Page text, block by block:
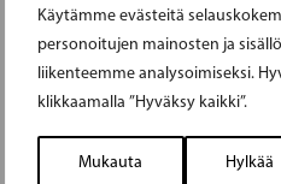
Käytämme evästeitä
personoitujen mainosten ja
liikenteemme analysoimiseksi.
klikkaamalla ”Hyväksy kaikki”.
Mukauta Hylkää
10.06.2017
HENRIKSSON
TULKAA ULOS
KUPLASTA!